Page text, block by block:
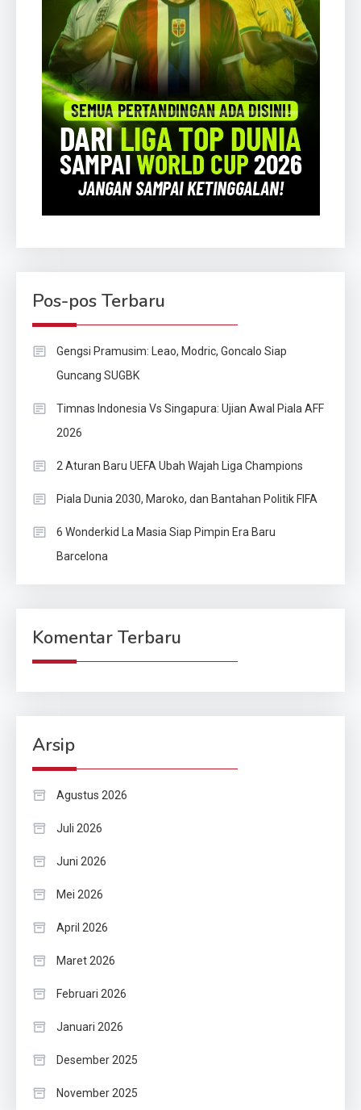
Pos-pos Terbaru
Gengsi Pramusim: Leao, Modric, Goncalo Siap
Guncang SUGBK
Timnas Indonesia Vs Singapura: Ujian Awal Piala AFF
2026
2 Aturan Baru UEFA Ubah Wajah Liga Champions
Piala Dunia 2030, Maroko, dan Bantahan Politik FIFA
6 Wonderkid La Masia Siap Pimpin Era Baru
Barcelona
Komentar Terbaru
Arsip
Agustus 2026
Juli 2026
Juni 2026
Mei 2026
April 2026
Maret 2026
Februari 2026
Januari 2026
Desember 2025
November 2025